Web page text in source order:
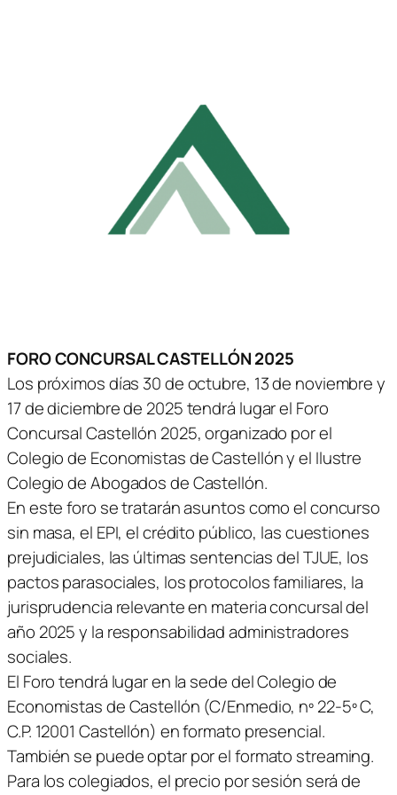
FORO CONCURSAL CASTELLÓN 2025
Los próximos días 30 de octubre, 13 de noviembre y
17 de diciembre de 2025 tendrá lugar el Foro
Concursal Castellón 2025, organizado por el
Colegio de Economistas de Castellón y el Ilustre
Colegio de Abogados de Castellón.
En este foro se tratarán asuntos como el concurso
sin masa, el EPI, el crédito público, las cuestiones
prejudiciales, las últimas sentencias del TJUE, los
pactos parasociales, los protocolos familiares, la
jurisprudencia relevante en materia concursal del
año 2025 y la responsabilidad administradores
sociales.
El Foro tendrá lugar en la sede del Colegio de
Economistas de Castellón (C/Enmedio, nº 22-5º C,
C.P. 12001 Castellón) en formato presencial.
También se puede optar por el formato streaming.
Para los colegiados, el precio por sesión será de